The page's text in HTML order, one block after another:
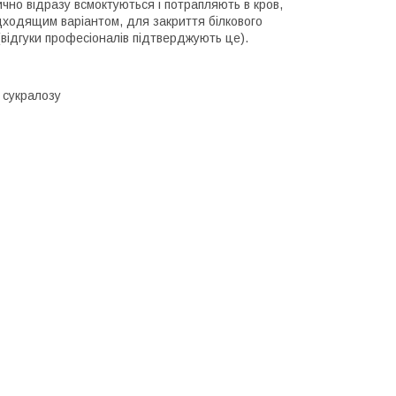
відразу всмоктуються і потрапляють в кров,
варіантом, для закриття білкового
професіоналів підтверджують це).